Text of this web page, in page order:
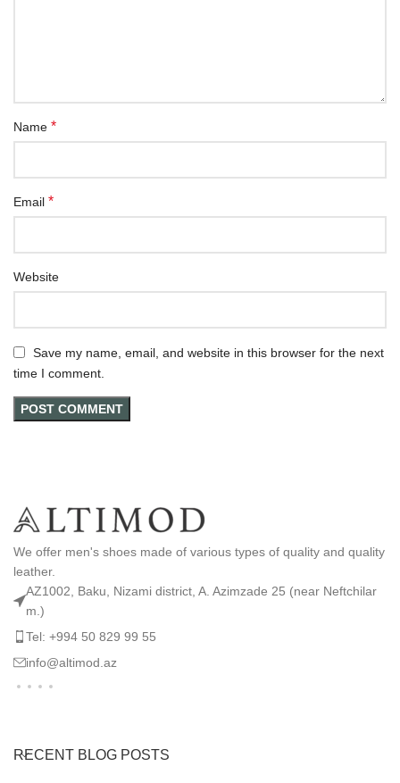
Name *
Email *
Website
Save my name, email, and website in this browser for the next
time I comment.
We offer men's shoes made of various types of quality and quality
leather.
AZ1002, Baku, Nizami district, A. Azimzade 25 (near Neftchilar
m.)
Tel: +994 50 829 99 55
info@altimod.az
RECENT BLOG POSTS